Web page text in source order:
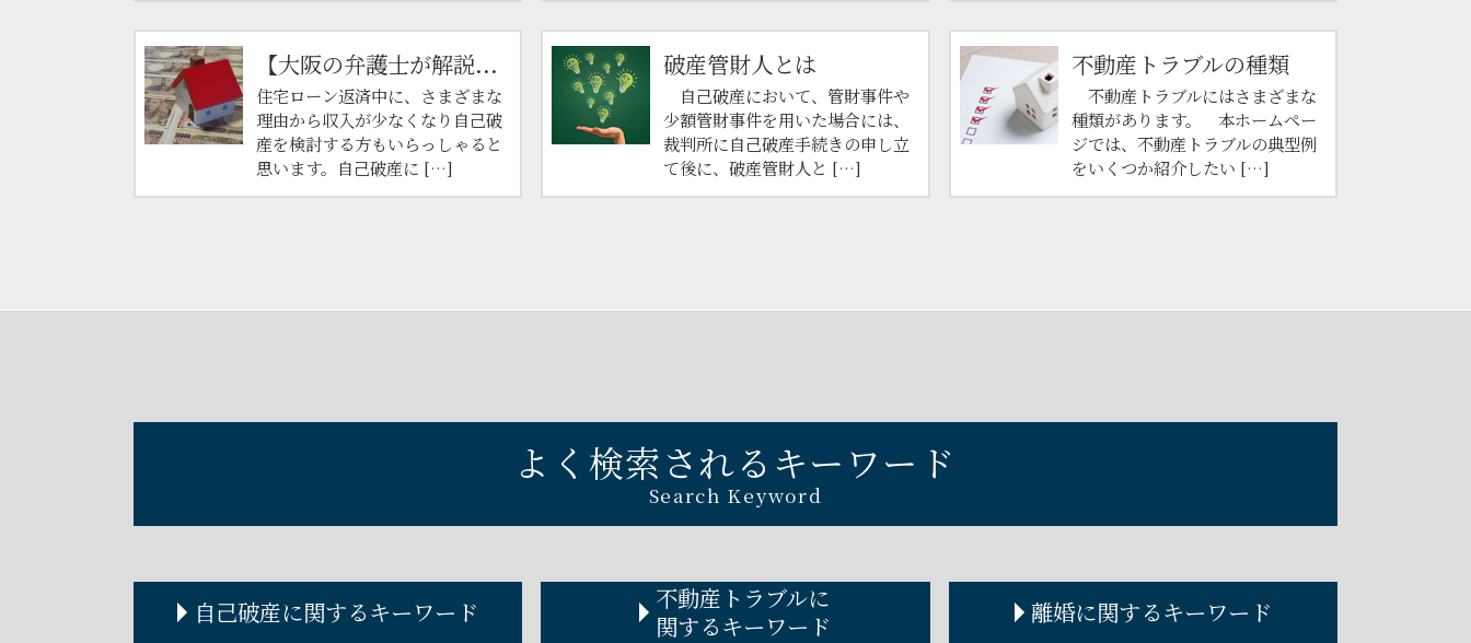
【大阪の弁護士が解説...
住宅ローン返済中に、さまざまな
理由から収入が少なくなり自己破
産を検討する方もいらっしゃると
思います。自己破産に […]
破産管財人とは
自己破産において、管財事件や
少額管財事件を用いた場合には、
裁判所に自己破産手続きの申し立
て後に、破産管財人と […]
不動産トラブルの種類
不動産トラブルにはさまざまな
種類があります。 本ホームペー
ジでは、不動産トラブルの典型例
をいくつか紹介したい […]
よく検索されるキーワード
Search Keyword
自己破産に関するキーワード
不動産トラブルに
関するキーワード
離婚に関するキーワード